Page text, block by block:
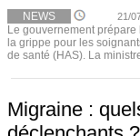
NEWS 21/
Le gouvernement
la grippe pour les
de santé (HAS). La
Migraine :